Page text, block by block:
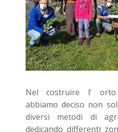
Nel costruire l’
abbiamo deciso non
diversi metodi di
dedicando differenti